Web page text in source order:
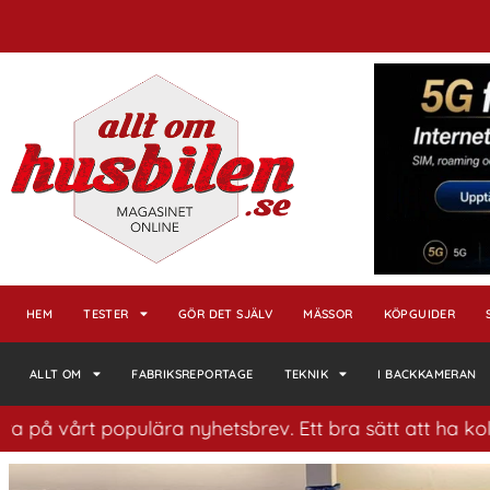
HEM TESTER GÖR DET SJÄLV MÄSSOR KÖPGUIDER
ALLT OM FABRIKSREPORTAGE TEKNIK I BACKKAMERAN
populära nyhetsbrev. Ett bra sätt att ha koll på